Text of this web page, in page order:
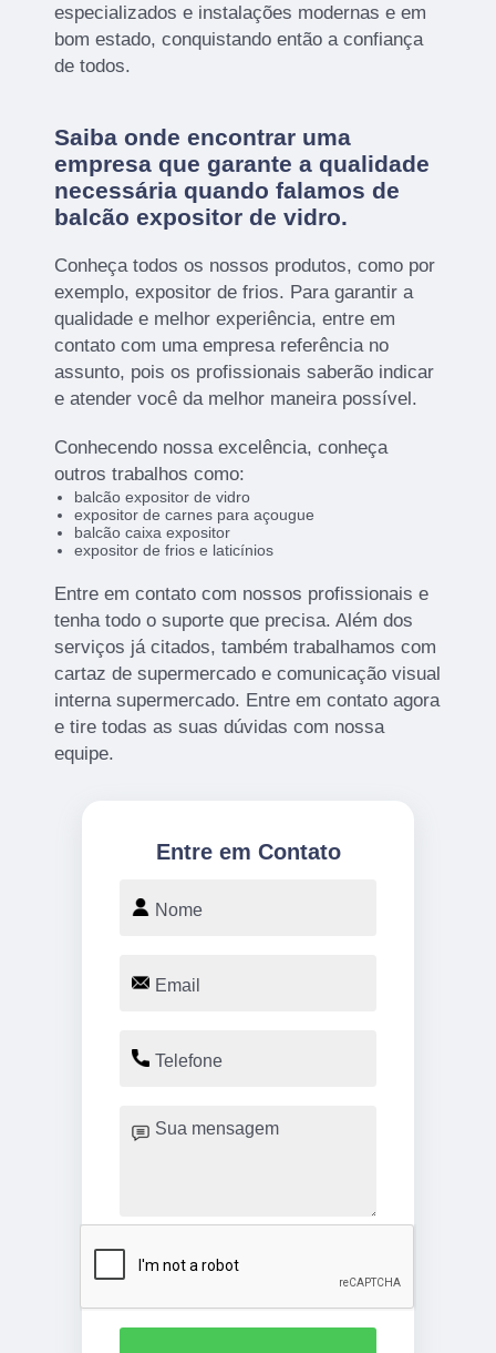
especializados e instalações modernas e em
bom estado, conquistando então a confiança
de todos.
Saiba onde encontrar uma
empresa que garante a qualidade
necessária quando falamos de
balcão expositor de vidro.
Conheça todos os nossos produtos, como por
exemplo, expositor de frios. Para garantir a
qualidade e melhor experiência, entre em
contato com uma empresa referência no
assunto, pois os profissionais saberão indicar
e atender você da melhor maneira possível.
Conhecendo nossa excelência, conheça
outros trabalhos como:
balcão expositor de vidro
expositor de carnes para açougue
balcão caixa expositor
expositor de frios e laticínios
Entre em contato com nossos profissionais e
tenha todo o suporte que precisa. Além dos
serviços já citados, também trabalhamos com
cartaz de supermercado e comunicação visual
interna supermercado. Entre em contato agora
e tire todas as suas dúvidas com nossa
equipe.
Entre em Contato